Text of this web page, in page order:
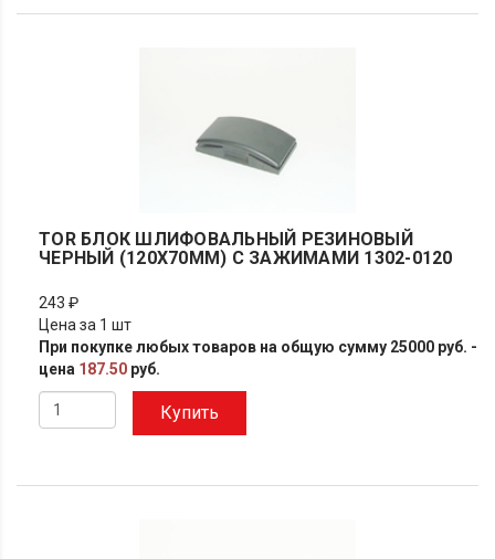
TOR БЛОК ШЛИФОВАЛЬНЫЙ РЕЗИНОВЫЙ
ЧЕРНЫЙ (120Х70ММ) С ЗАЖИМАМИ 1302-0120
243 ₽
Цена за 1 шт
При покупке любых товаров на общую сумму 25000 руб. -
цена 187.50 руб.
Купить